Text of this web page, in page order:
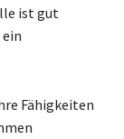
ist gut
Fähigkeiten